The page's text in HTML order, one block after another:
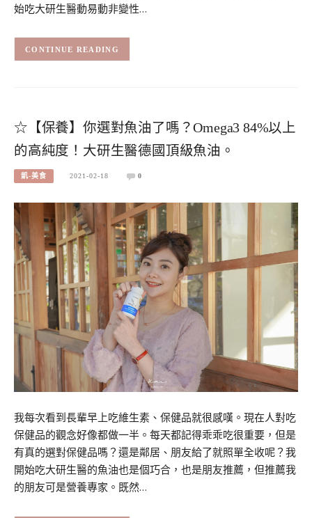
始吃大研生醫動易動非變性…
CONTINUE READING
☆【保養】你選對魚油了嗎？Omega3 84%以上
的高純度！大研生醫德國頂級魚油。
凱-美食 2021-02-18 0
我每次看到長輩早上吃維生素、保健品就很感嘆。現在人對吃
保健品的觀念好像都做一半。每天都記得乖乖吃很重要，但是
有真的選對保健品嗎？還是鄰居、朋友給了就照單全收呢？我
開始吃大研生醫的魚油也是個巧合，也是朋友推薦，但推薦我
的朋友可是營養專家。既然…